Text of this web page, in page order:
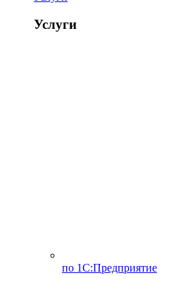
Услуги
по 1С:Предприятие